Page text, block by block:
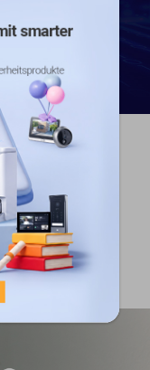
zertifiziertes
dauerhaften